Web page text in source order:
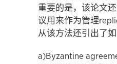
重要的是，该论文
议用来作为管理
从该方法还引出了如
a)Byzantine